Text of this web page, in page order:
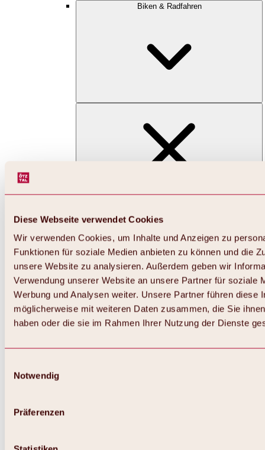
Diese Webseite verwendet Cookies
Wir verwenden Cookies, um Inhalte und Anzeigen zu
Funktionen für soziale Medien anbieten zu können und die
unsere Website zu analysieren. Außerdem geben wir
Verwendung unserer Website an unsere Partner für soziale
Werbung und Analysen weiter. Unsere Partner führen diese
möglicherweise mit weiteren Daten zusammen, die Sie
haben oder die sie im Rahmen Ihrer Nutzung der Dienste
Notwendig
Präferenzen
Biken & Radfahren